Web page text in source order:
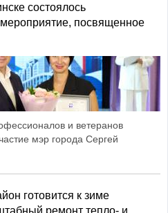
состоялось
посвященное
и ветеранов
мэр города Сергей
готовится к зиме
ремонт тепло- и